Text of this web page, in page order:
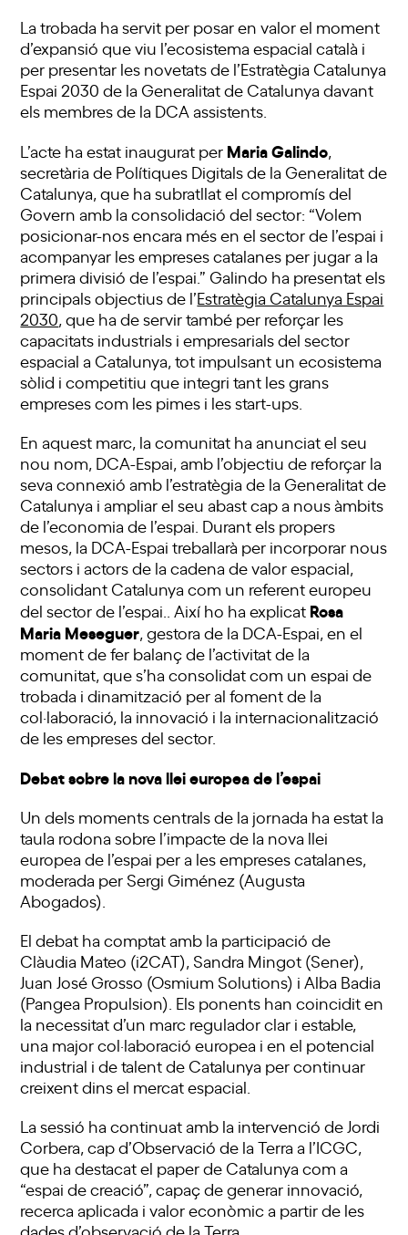
La trobada ha servit per posar en valor el moment
d’expansió que viu l’ecosistema espacial català i
per presentar les novetats de l’Estratègia Catalunya
Espai 2030 de la Generalitat de Catalunya davant
els membres de la DCA assistents.
L’acte ha estat inaugurat per Maria Galindo,
secretària de Polítiques Digitals de la Generalitat de
Catalunya, que ha subratllat el compromís del
Govern amb la consolidació del sector: “Volem
posicionar-nos encara més en el sector de l’espai i
acompanyar les empreses catalanes per jugar a la
primera divisió de l’espai.” Galindo ha presentat els
principals objectius de l’Estratègia Catalunya Espai
2030, que ha de servir també per reforçar les
capacitats industrials i empresarials del sector
espacial a Catalunya, tot impulsant un ecosistema
sòlid i competitiu que integri tant les grans
empreses com les pimes i les start-ups.
En aquest marc, la comunitat ha anunciat el seu
nou nom, DCA-Espai, amb l’objectiu de reforçar la
seva connexió amb l’estratègia de la Generalitat de
Catalunya i ampliar el seu abast cap a nous àmbits
de l’economia de l’espai. Durant els propers
mesos, la DCA-Espai treballarà per incorporar nous
sectors i actors de la cadena de valor espacial,
consolidant Catalunya com un referent europeu
del sector de l’espai.. Així ho ha explicat Rosa
Maria Meseguer, gestora de la DCA-Espai, en el
moment de fer balanç de l’activitat de la
comunitat, que s’ha consolidat com un espai de
trobada i dinamització per al foment de la
col·laboració, la innovació i la internacionalització
de les empreses del sector.
Debat sobre la nova llei europea de l’espai
Un dels moments centrals de la jornada ha estat la
taula rodona sobre l’impacte de la nova llei
europea de l’espai per a les empreses catalanes,
moderada per Sergi Giménez (Augusta
Abogados).
El debat ha comptat amb la participació de
Clàudia Mateo (i2CAT), Sandra Mingot (Sener),
Juan José Grosso (Osmium Solutions) i Alba Badia
(Pangea Propulsion). Els ponents han coincidit en
la necessitat d’un marc regulador clar i estable,
una major col·laboració europea i en el potencial
industrial i de talent de Catalunya per continuar
creixent dins el mercat espacial.
La sessió ha continuat amb la intervenció de Jordi
Corbera, cap d’Observació de la Terra a l’ICGC,
que ha destacat el paper de Catalunya com a
“espai de creació”, capaç de generar innovació,
recerca aplicada i valor econòmic a partir de les